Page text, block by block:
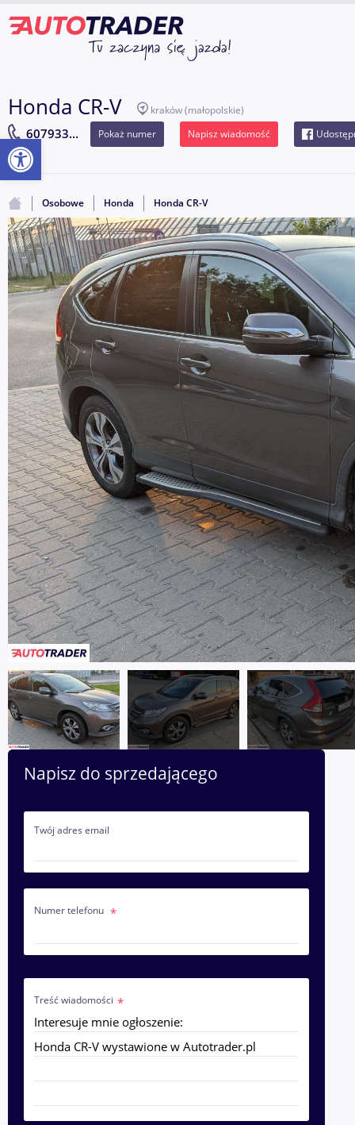
Honda CR-V kraków(małopolskie)
607933... Pokaż numer Napisz wiadomość
Osobowe Honda Honda CR-V
Napisz do sprzedającego
Twój adres email
Numer telefonu
Treść wiadomości
Otwórz pasek narzędzi